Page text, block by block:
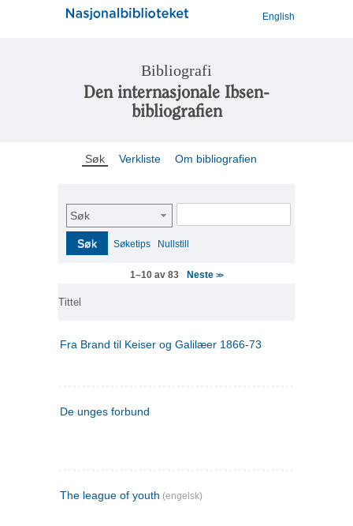
English
Bibliografi
Den internasjonale Ibsen-
bibliografien
Søk Verkliste Om bibliografien
Søk
Søk Søketips Nullstill
1–10 av 83 Neste>>
Tittel
Fra Brand til Keiser og Galilæer 1866-73
De unges forbund
The league of youth (engelsk)